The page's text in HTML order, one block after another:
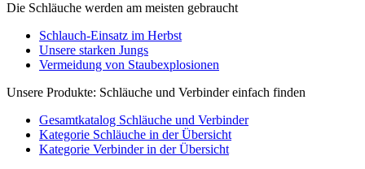
Die Schläuche werden am meisten gebraucht
Schlauch-Einsatz im Herbst
Unsere starken Jungs
Vermeidung von Staubexplosionen
Unsere Produkte: Schläuche und Verbinder einfach finden
Gesamtkatalog Schläuche und Verbinder
Kategorie Schläuche in der Übersicht
Kategorie Verbinder in der Übersicht